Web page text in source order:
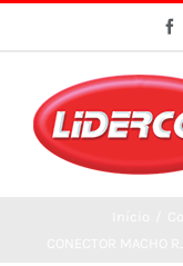
conteúdo